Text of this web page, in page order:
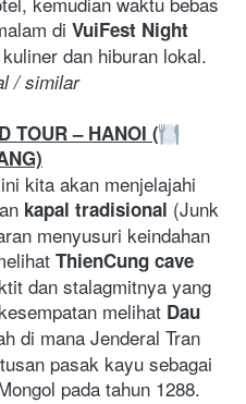
di VuiFest Night
dan hiburan lokal.
/ similar
TOUR – HANOI (
kita akan menjelajahi
kapal tradisional (Junk
menyusuri keindahan
ThienCung cave
dan stalagmitnya yang
melihat Dau
di mana Jenderal Tran
pasak kayu sebagai
pada tahun 1288.